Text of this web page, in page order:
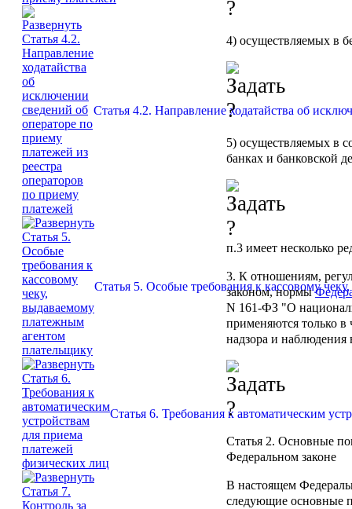
Статья 4.2. Направление ходатайства об
Статья 5. Особые требования к кассовому
Статья 6. Требования к автоматическим
4) осуществляемых в
5) осуществляемых в
банках и банковской
п.3 имеет несколько
3. К отношениям,
законом, нормы
N 161-ФЗ "О
применяются только в
надзора и
Статья 2. Основные
Федеральном законе
В настоящем
следующие основные